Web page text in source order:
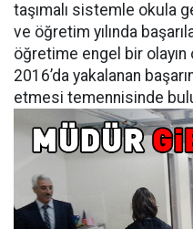
taşımalı sistemle okula
ve öğretim yılında
öğretime engel bir olayın
2016’da yakalanan
etmesi temennisinde